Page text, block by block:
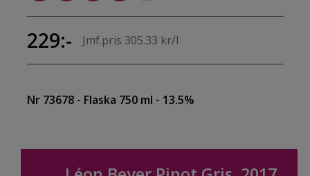
229:- Jmf.pris 305.33 kr/l
Nr 73678 - Flaska 750 ml - 13.5%